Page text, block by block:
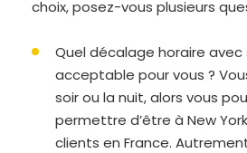
choix, posez-vous plusieurs
Quel décalage horaire
acceptable pour vous ?
soir ou la nuit, alors vous
permettre d’être à New
clients en France.